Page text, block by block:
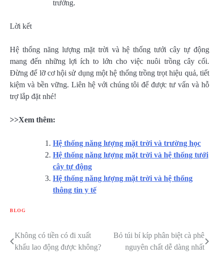
trường.
Lời kết
Hệ thống năng lượng mặt trời và hệ thống tưới cây tự động
mang đến những lợi ích to lớn cho việc nuôi trồng cây cối.
Đừng để lỡ cơ hội sử dụng một hệ thống trồng trọt hiệu quả, tiết
kiệm và bền vững. Liên hệ với chúng tôi để được tư vấn và hỗ
trợ lắp đặt nhé!
>>Xem thêm:
Hệ thống năng lượng mặt trời và trường học
Hệ thống năng lượng mặt trời và hệ thống tưới
cây tự động
Hệ thống năng lượng mặt trời và hệ thống
thông tin y tế
BLOG
Điều
Không có tiền có đi xuất
khẩu lao động được không?
Bỏ túi bí kíp phân biệt cà phê
nguyên chất dễ dàng nhất